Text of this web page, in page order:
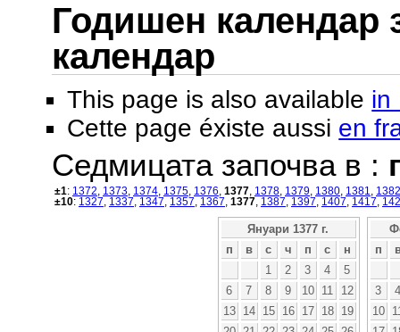
Годишен календар
календар
This page is also available in
Cette page éxiste aussi en
Седмицата започва в :
±1: 1372 1373 1374 1375 1376 1377 1378 1379 1380 1381
1382
±10: 1327 1337 1347 1357 1367 1377 1387 1397 1407 1417
Януари 1377 г.
п
в с ч п с
н
1
2 3 4
5
6
7 8 9 10 11
12
13
14 15 16 17 18
19
п
3
4
10